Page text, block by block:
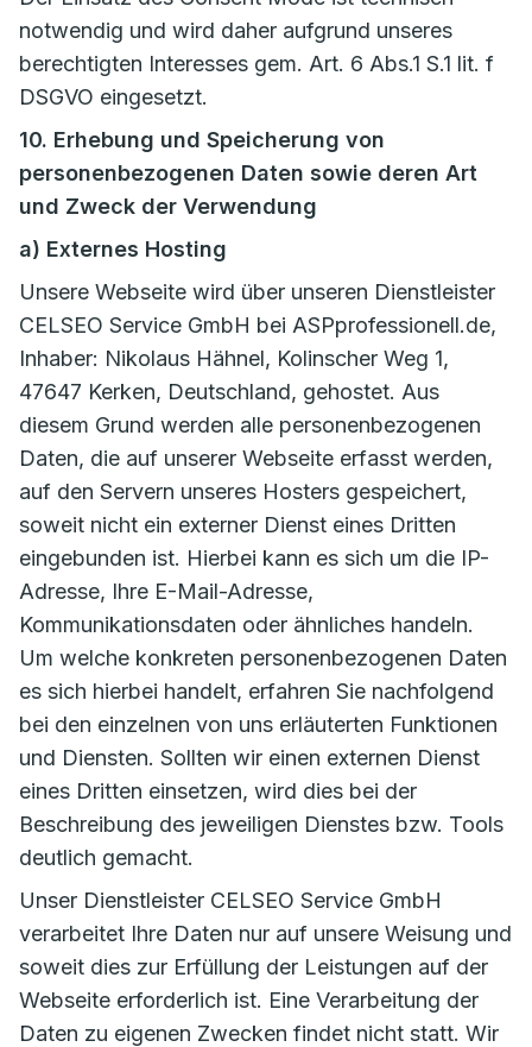
notwendig und wird daher aufgrund unseres
berechtigten Interesses gem. Art. 6 Abs.1 S.1 lit. f
DSGVO eingesetzt.
10. Erhebung und Speicherung von
personenbezogenen Daten sowie deren Art
und Zweck der Verwendung
a) Externes Hosting
Unsere Webseite wird über unseren Dienstleister
CELSEO Service GmbH bei ASPprofessionell.de,
Inhaber: Nikolaus Hähnel, Kolinscher Weg 1,
47647 Kerken, Deutschland, gehostet. Aus
diesem Grund werden alle personenbezogenen
Daten, die auf unserer Webseite erfasst werden,
auf den Servern unseres Hosters gespeichert,
soweit nicht ein externer Dienst eines Dritten
eingebunden ist. Hierbei kann es sich um die IP-
Adresse, Ihre E-Mail-Adresse,
Kommunikationsdaten oder ähnliches handeln.
Um welche konkreten personenbezogenen Daten
es sich hierbei handelt, erfahren Sie nachfolgend
bei den einzelnen von uns erläuterten Funktionen
und Diensten. Sollten wir einen externen Dienst
eines Dritten einsetzen, wird dies bei der
Beschreibung des jeweiligen Dienstes bzw. Tools
deutlich gemacht.
Unser Dienstleister CELSEO Service GmbH
verarbeitet Ihre Daten nur auf unsere Weisung und
soweit dies zur Erfüllung der Leistungen auf der
Webseite erforderlich ist. Eine Verarbeitung der
Daten zu eigenen Zwecken findet nicht statt. Wir